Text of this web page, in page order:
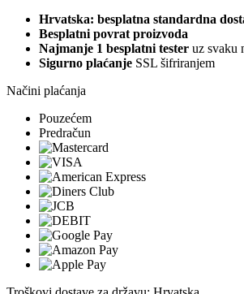
Hrvatska: besplatna standardna
Besplatni povrat proizvoda
Najmanje 1 besplatni tester uz svaku
Sigurno plaćanje SSL šifriranjem
Načini plaćanja
Pouzećem
Predračun